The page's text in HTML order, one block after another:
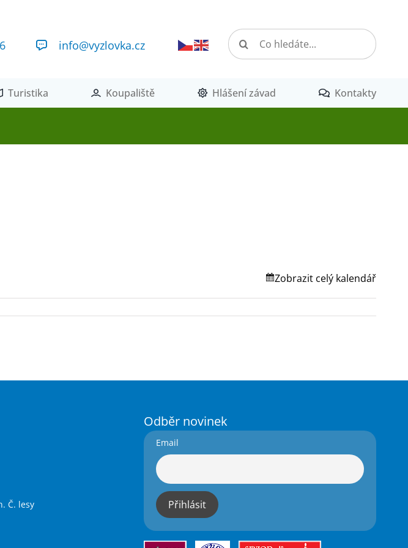
info@vyzlovka.cz
Hledat:
Turistika Koupaliště Hlášení závad Kontakty
Zobrazit celý kalendář
Č. lesy
Odběr novinek
Email